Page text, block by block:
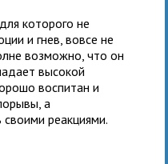
которого не
и гнев, вовсе не
возможно, что он
высокой
воспитан и
а
своими реакциями.